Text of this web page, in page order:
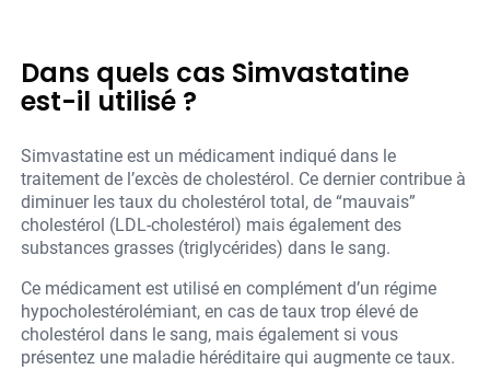
Dans quels cas Simvastatine
est-il utilisé ?
Simvastatine est un médicament indiqué dans le
traitement de l’excès de cholestérol. Ce dernier contribue à
diminuer les taux du cholestérol total, de “mauvais”
cholestérol (LDL-cholestérol) mais également des
substances grasses (triglycérides) dans le sang.
Ce médicament est utilisé en complément d’un régime
hypocholestérolémiant, en cas de taux trop élevé de
cholestérol dans le sang, mais également si vous
présentez une maladie héréditaire qui augmente ce taux.